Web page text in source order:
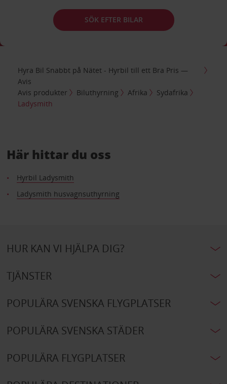
SÖK EFTER BILAR
Hyra Bil Snabbt på Nätet - Hyrbil till ett Bra Pris —
Avis
Avis produkter
Biluthyrning Afrika
Sydafrika
Ladysmith
Här hittar du oss
Hyrbil Ladysmith
Ladysmith husvagnsuthyrning
HUR KAN VI HJÄLPA DIG?
TJÄNSTER
POPULÄRA SVENSKA FLYGPLATSER
POPULÄRA SVENSKA STÄDER
POPULÄRA FLYGPLATSER